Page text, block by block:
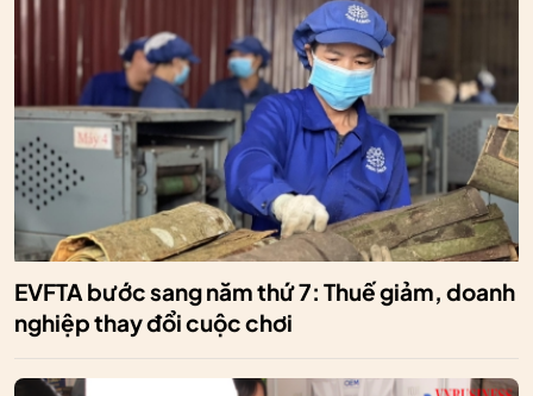
EVFTA bước sang năm thứ 7: Thuế giảm, doanh
nghiệp thay đổi cuộc chơi